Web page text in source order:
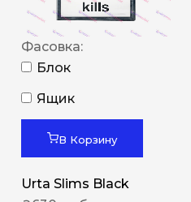
Фасовка:
Блок
Ящик
В Корзину
Urta Slims Black